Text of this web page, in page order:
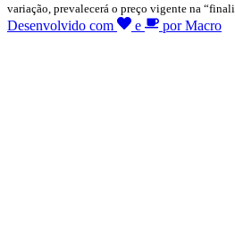
variação, prevalecerá o preço vigente na
Desenvolvido com e por Macro